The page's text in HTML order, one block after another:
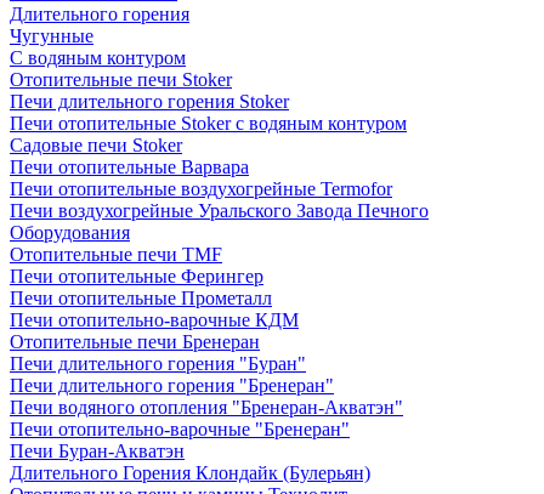
Длительного горения
Чугунные
C водяным контуром
Отопительные печи Stoker
Печи длительного горения Stoker
Печи отопительные Stoker с водяным контуром
Садовые печи Stoker
Печи отопительные Варвара
Печи отопительные воздухогрейные Termofor
Печи воздухогрейные Уральского Завода Печного
Оборудования
Отопительные печи TMF
Печи отопительные Ферингер
Печи отопительные Прометалл
Печи отопительно-варочные КДМ
Отопительные печи Бренеран
Печи длительного горения "Буран"
Печи длительного горения "Бренеран"
Печи водяного отопления "Бренеран-Акватэн"
Печи отопительно-варочные "Бренеран"
Печи Буран-Акватэн
Длительного Горения Клондайк (Булерьян)